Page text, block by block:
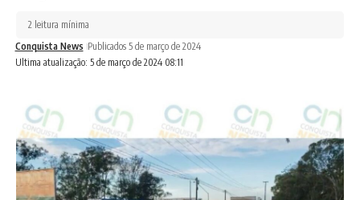
Ultima atualização: 5 de março de 2024 08:11
Conquista News Publicados 5 de março de 2024
2 leitura mínima